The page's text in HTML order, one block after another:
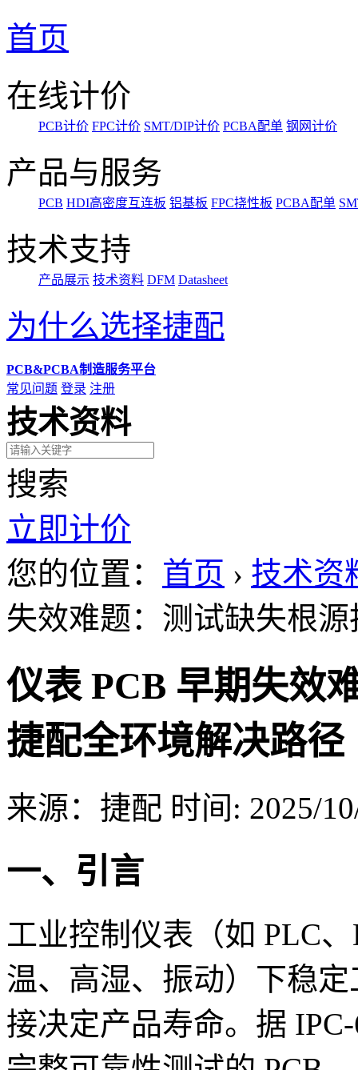
首页
在线计价
PCB计价 FPC计价 SMT/DIP计价 PCBA配单 钢网计价
产品与服务
PCB HDI高密度互连板 铝基板 FPC挠性板 PCBA配单
技术支持
产品展示 技术资料 DFM Datasheet
为什么选择捷配
PCB&PCBA制造服务平台
常见问题 登录 注册
技术资料
搜索
立即计价
您的位置： 首页 › 技术资
失效难题：测试缺失根
仪表 PCB 早期失效
捷配全环境解决路径
来源：捷配 时间: 2025/
一、引言
工业控制仪表（如 PLC
温、高湿、振动）下稳
接决定产品寿命。据